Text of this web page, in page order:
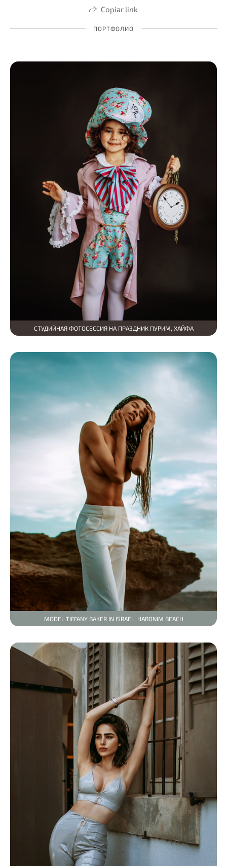
Copiar link
ПОРТФОЛИО
СТУДИЙНАЯ ФОТОСЕССИЯ НА ПРАЗДНИК ПУРИМ, ХАЙФА
MODEL TIFFANY BAKER IN ISRAEL, HABONIM BEACH